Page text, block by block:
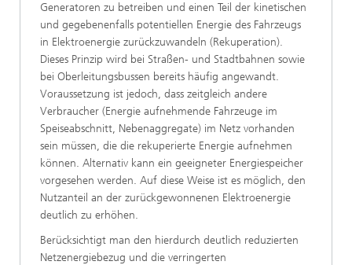
Generatoren zu betreiben und einen Teil der kinetischen
und gegebenenfalls potentiellen Energie des Fahrzeugs
in Elektroenergie zurückzuwandeln (Rekuperation).
Dieses Prinzip wird bei Straßen- und Stadtbahnen sowie
bei Oberleitungsbussen bereits häufig angewandt.
Voraussetzung ist jedoch, dass zeitgleich andere
Verbraucher (Energie aufnehmende Fahrzeuge im
Speiseabschnitt, Nebenaggregate) im Netz vorhanden
sein müssen, die die rekuperierte Energie aufnehmen
können. Alternativ kann ein geeigneter Energiespeicher
vorgesehen werden. Auf diese Weise ist es möglich, den
Nutzanteil an der zurückgewonnenen Elektroenergie
deutlich zu erhöhen.
Berücksichtigt man den hierdurch deutlich reduzierten
Netzenergiebezug und die verringerten